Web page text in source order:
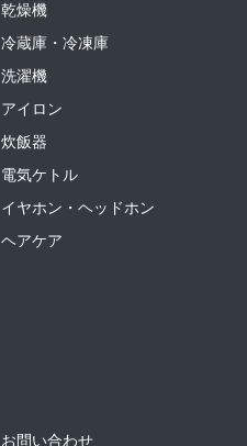
乾燥機
冷蔵庫・冷凍庫
洗濯機
アイロン
炊飯器
電気ケトル
イヤホン・ヘッドホン
ヘアケア
お問い合わせ